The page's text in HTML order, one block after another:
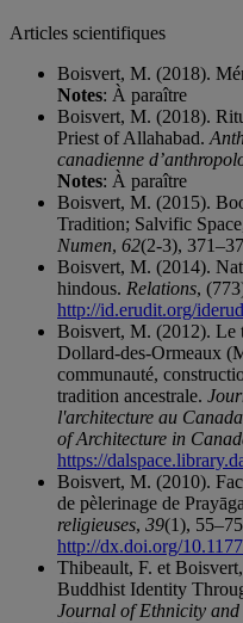
Articles scientifiques
Boisvert, M. (2018).
Notes: À paraître
Boisvert, M. (2018).
Priest of Allahabad.
canadienne
Notes: À paraître
Boisvert, M. (2015).
Tradition; Salvific
Numen, 62(2-3),
Boisvert, M. (2014).
hindous. Relations,
http://id.erudit.org/
Boisvert, M. (2012). Le
Dollard-des-Ormeaux
communauté,
tradition ancestrale.
l'architecture au
of Architecture in
https://
Boisvert, M. (2010).
de pèlerinage de
religieuses, 39(1),
http://dx.doi.org/
Thibeault, F. et
Buddhist Identity
Journal of Ethnicity